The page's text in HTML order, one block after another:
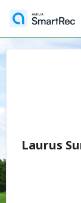
Laurus